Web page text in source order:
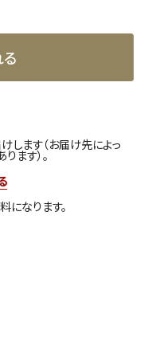
ます（お届け先によっ
ます）。
なります。